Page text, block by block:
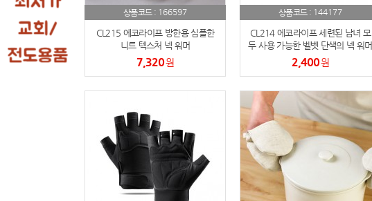
16 쿠션
17
노트
19 스테들러
상품코드 : 166597
CL215 에코라이프 방한용 심플한
니트 텍스처 넥 워머
7,320원
상품코드 : 144177
CL214 에코라이프 세련된 남녀 모
두 사용 가능한 벨벳 단색의 넥 워머
2,400원